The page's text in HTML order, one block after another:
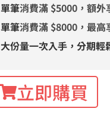
單筆消費滿 $5000，額
單筆消費滿 $8000，最
大份量一次入手，分期輕
立即購買